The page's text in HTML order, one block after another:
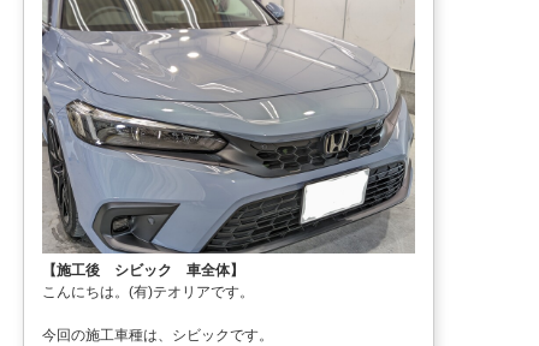
【施工後 シビック 車全体】
こんにちは。(有)テオリアです。
今回の施工車種は、シビックです。